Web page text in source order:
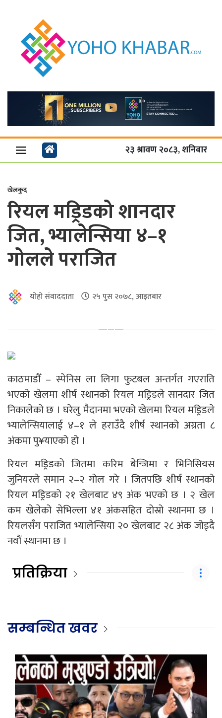
२३ श्रावण २०८३, शनिबार
खेलकुद
रियल मड्रिडको शानदार
जित, भ्यालेन्सिया ४–१
गोलले पराजित
योहो संवाददाता २५ पुस २०७८, आइतबार
काठमाडौँ – स्पेनिस ला लिगा फुटबल अन्तर्गत गएराति
भएको खेलमा शीर्ष स्थानको रियल मड्रिडले सानदार जित
निकालेको छ । घरेलु मैदानमा भएको खेलमा रियल मड्रिडले
भ्यालेन्सियालाई ४–१ ले हराउँदै शीर्ष स्थानको अग्रता ८
अंकमा पु¥याएको हो ।
रियल मड्रिडको जितमा करिम बेन्जिमा र भिनिसियस
जुनियरले समान २–२ गोल गरे । जितपछि शीर्ष स्थानको
रियल मड्रिडको २१ खेलबाट ४९ अंक भएको छ । २ खेल
कम खेलेको सेभिल्ला ४१ अंकसहित दोस्रो स्थानमा छ ।
रियलसँग पराजित भ्यालेन्सिया २० खेलबाट २८ अंक जोड्दै
नवौं स्थानमा छ ।
प्रतिक्रिया
सम्बन्धित खवर